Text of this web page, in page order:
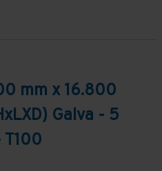
mm x 16.800
Galva - 5
T100